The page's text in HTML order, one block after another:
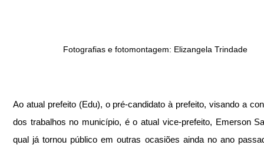
Fotografias e fotomontagem: Elizangela Trindade
Ao atual prefeito (Edu), o pré-candidato à prefeito, visando a
dos trabalhos no município, é o atual vice-prefeito, Emerson
qual já tornou público em outras ocasiões ainda no ano